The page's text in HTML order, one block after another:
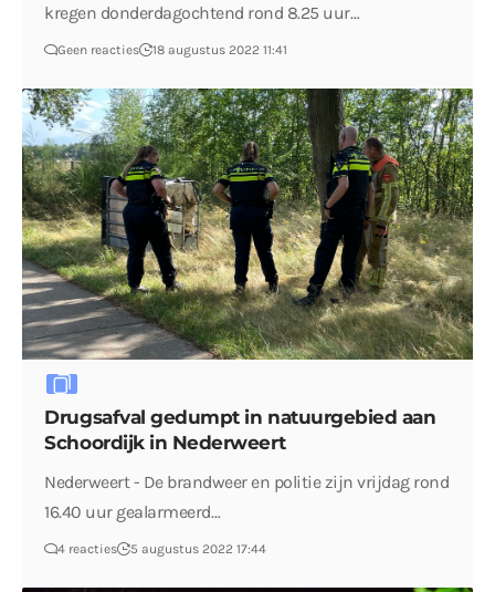
kregen donderdagochtend rond 8.25 uur…
Geen reacties 18 augustus 2022 11:41
Drugsafval gedumpt in natuurgebied aan
Schoordijk in Nederweert
Nederweert - De brandweer en politie zijn vrijdag rond
16.40 uur gealarmeerd…
4 reacties 5 augustus 2022 17:44